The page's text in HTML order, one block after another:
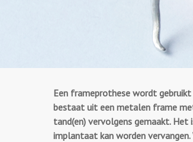
Een frameprothese wordt
bestaat uit een metalen frame
tand(en) vervolgens gemaakt.
implantaat kan worden